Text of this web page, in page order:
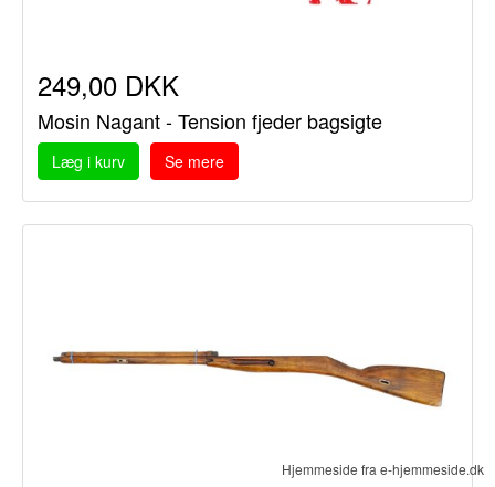
249,00 DKK
Mosin Nagant - Tension fjeder bagsigte
Læg i kurv Se mere
Hjemmeside fra e-hjemmeside.dk